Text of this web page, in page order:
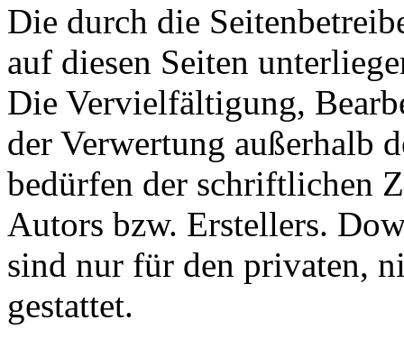
Die durch die
auf diesen Seiten
Die Vervielfältigung,
der Verwertung außerhalb
bedürfen der schriftlichen
Autors bzw. Erstellers.
sind nur für den privaten,
gestattet.